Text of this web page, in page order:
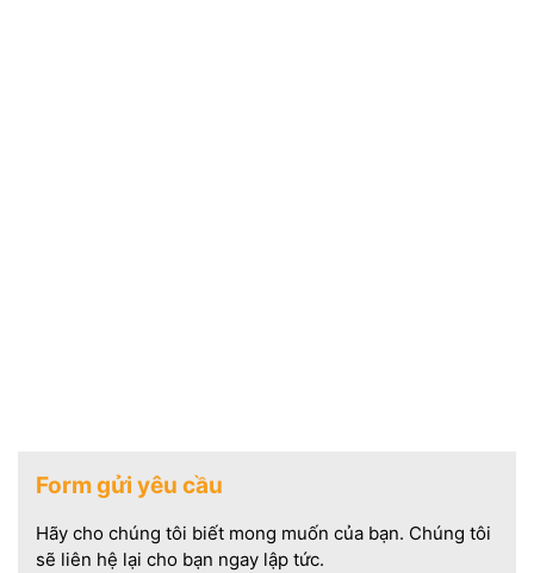
Form gửi yêu cầu
Hãy cho chúng tôi biết mong muốn của bạn. Chúng tôi
sẽ liên hệ lại cho bạn ngay lập tức.